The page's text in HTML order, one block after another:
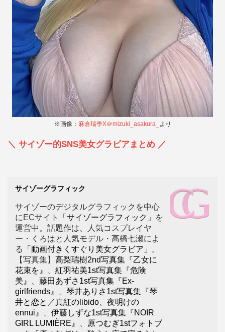
※画像： 麻倉瑞季X＠mizuki_asakura_ より
＼ サイゾー的SNS美女グラビアまとめ ／
サイゾーグラフィック
サイゾーのデジタルグラフィックを中心
にECサイト
「サイゾーグラフィック」
を
運営中。話題作は、人気コスプレイヤ
ー・くろはと人気モデル・髙橋七瀬によ
る
「動画付きくすぐり美女グラビア」
。
【写真集】 高梨瑞樹2nd写真集『乙女に
花束を』
紅羽祐美1st写真集『危険
美』
藤田あずさ1st写真集『Ex-
girlfriends』
琴井ありさ1st写真集『琴
井と恋と／真紅のlibido、夜明けの
ennui』
伊藤しずな1st写真集『NOIR
GIRL LUMIÈRE』
原つむぎ1stフォトブ